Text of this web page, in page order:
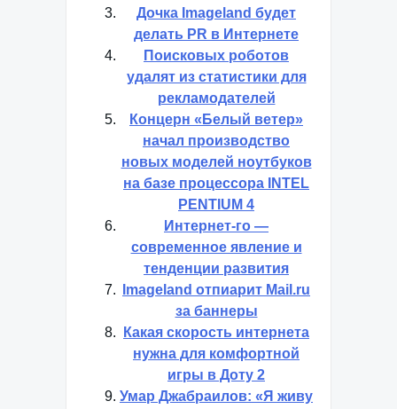
Дочка Imageland будет
делать PR в Интернете
Поисковых роботов
удалят из статистики для
рекламодателей
Концерн «Белый ветер»
начал производство
новых моделей ноутбуков
на базе процессора INTEL
PENTIUM 4
Интернет-го —
современное явление и
тенденции развития
Imageland отпиарит Mail.ru
за баннеры
Какая скорость интернета
нужна для комфортной
игры в Доту 2
Умар Джабраилов: «Я живу